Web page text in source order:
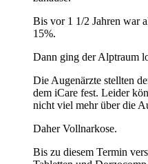
Bis vor 1 1/2 Jahren war
15%.
Dann ging der Alptraum
Die Augenärzte stellten
dem iCare fest. Leider
nicht viel mehr über die
Daher Vollnarkose.
Bis zu diesem Termin